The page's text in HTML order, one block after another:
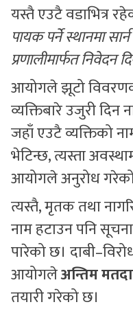
यस्तै एउटै वडाभित्र
पायक पर्ने स्थानमा
प्रणालीमार्फत निवेदन
आयोगले झूटो
व्यक्तिबारे उजुरी
जहाँ एउटै व्यक्तिको
भेटिन्छ, त्यस्ता
आयोगले अनुरोध
त्यस्तै, मृतक तथा
नाम हटाउन पनि
पारेको छ।
आयोगलेअन्तिम
तयारी गरेको छ।